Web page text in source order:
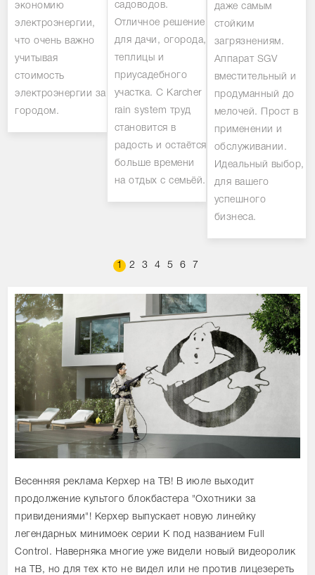
экономию
электроэнергии,
что очень важно
учитывая
стоимость
электроэнергии за
городом.
садоводов.
Отличное решение
для дачи, огорода,
теплицы и
приусадебного
участка. С Karcher
rain system труд
становится в
радость и остаётся
больше времени
на отдых с семьёй.
даже самым
стойким
загрязнениям.
Аппарат SGV
вместительный и
продуманный до
мелочей. Прост в
применении и
обслуживании.
Идеальный выбор,
для вашего
успешного
бизнеса.
1 2 3 4 5 6 7
Весенняя реклама Керхер на ТВ! В июле выходит
продолжение культого блокбастера "Охотники за
привидениями"! Керхер выпускает новую линейку
легендарных минимоек серии К под названием Full
Control. Наверняка многие уже видели новый видеоролик
на ТВ, но для тех кто не видел или не против лицезереть